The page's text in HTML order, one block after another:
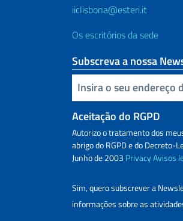
iiclisbona@esteri.it
Os escritórios da sede
Subscreva a nossa
Inserisci la tua email
Aceitação do RGPD
Autorizo o tratamento dos
abrigo do RGPD e do Decreto-
Junho de 2003 PrivacyAvisos
Sim, quero subscrever a
informações sobre as